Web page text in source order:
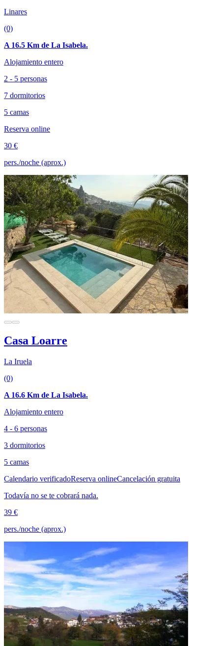
Linares
(0)
A 16.5 Km de La Isabela.
Alojamiento entero
2 - 5 personas
7 dormitorios
5 camas
Reserva online
30 €
pers./noche (aprox.)
Casa Loarre
La Iruela
(0)
A 16.6 Km de La Isabela.
Alojamiento entero
4 - 6 personas
3 dormitorios
5 camas
Calendario verificadoReserva onlineCancelación gratuita
Todavía no se te cobrará nada.
39 €
pers./noche (aprox.)